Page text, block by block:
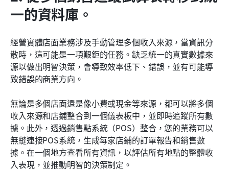
一的資料庫。
經營實體店面業務涉及手動管理多個收入來源，當資訊分
散時，這可能是一項艱鉅的任務。缺乏統一的真實數據來
源以做出明智決策，會導致效率低下、錯誤，並有可能導
致錯誤的商業方向。
無論是多個店面還是像小費或現金等來源，都可以將多個
收入來源和店鋪整合到一個儀表板中，並即時追蹤所有數
據。此外，透過銷售點系統（POS）整合，您的業務可以
無縫連接POS系統，生成每家店鋪的訂單報告和銷售數
據。在一個地方查看所有資訊，以評估所有地點的整體收
入表現，並推動明智的決策制定。